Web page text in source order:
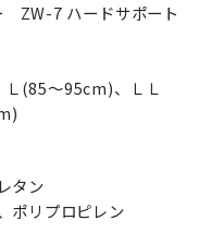
ZW-7 ハードサポート
(85〜95cm)、ＬＬ
タン
ポリプロピレン